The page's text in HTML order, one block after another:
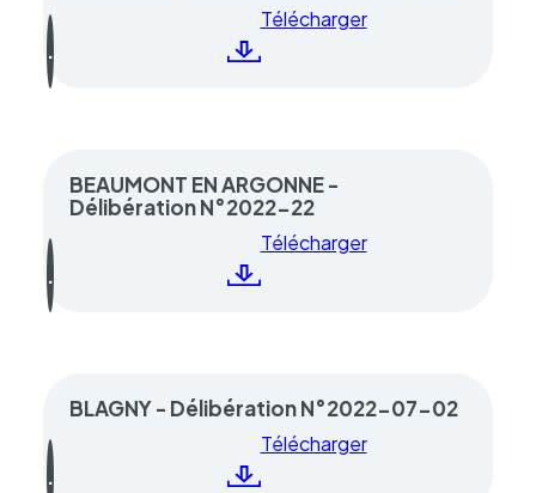
fichiers
Télécharger
BEAUMONT EN ARGONNE -
Délibération N°2022-22
Télécharger
BLAGNY - Délibération N°2022-07-02
Télécharger